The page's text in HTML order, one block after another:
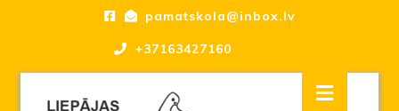
pamatskola@inbox.lv
+37163427160
Open